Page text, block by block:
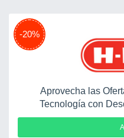
-20%
Aprovecha las
Tecnología con